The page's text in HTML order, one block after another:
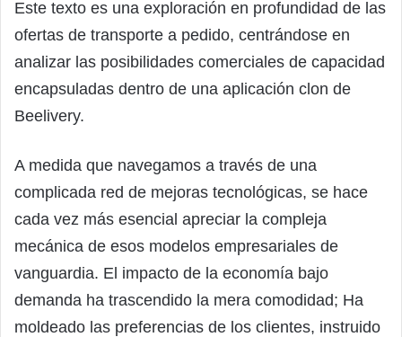
Este texto es una exploración en profundidad de las
ofertas de transporte a pedido, centrándose en
analizar las posibilidades comerciales de capacidad
encapsuladas dentro de una aplicación clon de
Beelivery.
A medida que navegamos a través de una
complicada red de mejoras tecnológicas, se hace
cada vez más esencial apreciar la compleja
mecánica de esos modelos empresariales de
vanguardia. El impacto de la economía bajo
demanda ha trascendido la mera comodidad; Ha
moldeado las preferencias de los clientes, instruido